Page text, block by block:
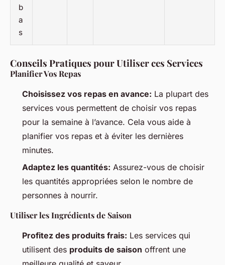
b
a
s
Conseils Pratiques pour Utiliser ces Services
Planifier Vos Repas
Choisissez vos repas en avance: La plupart des
services vous permettent de choisir vos repas
pour la semaine à l’avance. Cela vous aide à
planifier vos repas et à éviter les dernières
minutes.
Adaptez les quantités: Assurez-vous de choisir
les quantités appropriées selon le nombre de
personnes à nourrir.
Utiliser les Ingrédients de Saison
Profitez des produits frais: Les services qui
utilisent des produits de saison offrent une